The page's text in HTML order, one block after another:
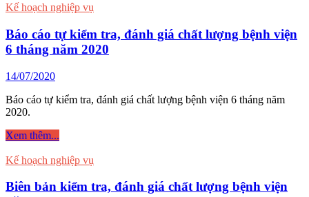
Về
hoạt
động
đường
nóng
tư
vấn
về
Covid-
19
và
các
dịch
bệnh
Kế hoạch nghiệp vụ
Báo cáo tự kiểm tra, đánh giá chất lượng bệnh viện
6 tháng năm 2020
14/07/2020
Báo cáo tự kiểm tra, đánh giá chất lượng bệnh viện 6 tháng năm
2020.
Báo
tự
tra,
Xem thêm...
Kế hoạch nghiệp vụ
Biên bản kiểm tra, đánh giá chất lượng bệnh viện